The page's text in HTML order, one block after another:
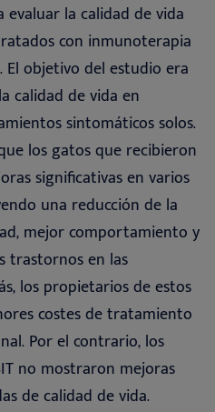
la calidad de vida
con inmunoterapia
El objetivo del estudio era
calidad de vida en
sintomáticos solos.
los gatos que recibieron
significativas en varios
una reducción de la
mejor comportamiento y
trastornos en las
los propietarios de estos
costes de tratamiento
Por el contrario, los
no mostraron mejoras
de calidad de vida.